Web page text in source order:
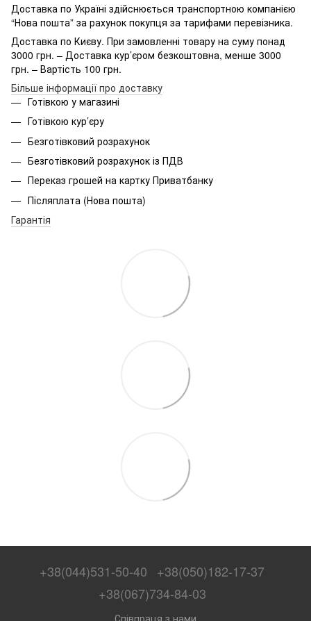
Доставка по Україні здійснюється транспортною компанією
“Нова пошта” за рахунок покупця за тарифами перевізника.
Доставка по Києву. При замовленні товару на суму понад
3000 грн. – Доставка кур’єром безкоштовна, менше 3000
грн. – Вартість 100 грн.
Більше інформації про доставку
Готівкою у магазині
Готівкою кур’єру
Безготівковий розрахунок
Безготівковий розрахунок із ПДВ
Переказ грошей на картку Приватбанку
Післяплата (Нова пошта)
Гарантія
+38(044)531-50-40
+38(050)182-17-37
+38(067)734-84-03